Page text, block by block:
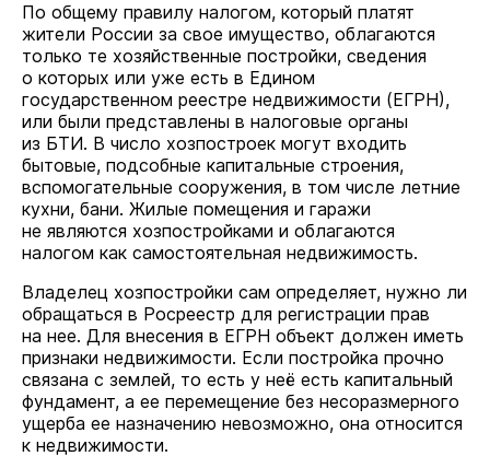
По общему правилу налогом, который платят
жители России за свое имущество, облагаются
только те хозяйственные постройки, сведения
о которых или уже есть в Едином
государственном реестре недвижимости (ЕГРН),
или были представлены в налоговые органы
из БТИ. В число хозпостроек могут входить
бытовые, подсобные капитальные строения,
вспомогательные сооружения, в том числе летние
кухни, бани. Жилые помещения и гаражи
не являются хозпостройками и облагаются
налогом как самостоятельная недвижимость.
Владелец хозпостройки сам определяет, нужно ли
обращаться в Росреестр для регистрации прав
на нее. Для внесения в ЕГРН объект должен иметь
признаки недвижимости. Если постройка прочно
связана с землей, то есть у неё есть капитальный
фундамент, а ее перемещение без несоразмерного
ущерба ее назначению невозможно, она относится
к недвижимости.